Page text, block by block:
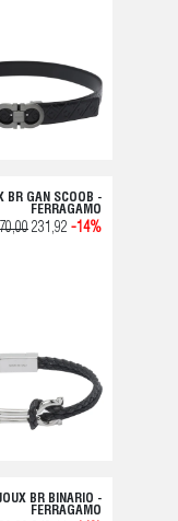
BR GAN SCOOB -
FERRAGAMO
231,92 -14%
BR BINARIO -
FERRAGAMO